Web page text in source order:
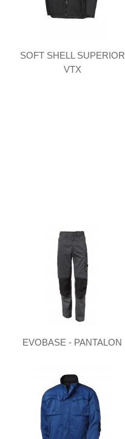
SOFT SHELL SUPERIOR
VTX
EVOBASE - PANTALON